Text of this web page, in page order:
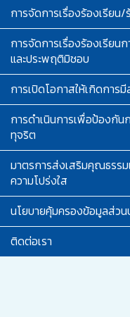
การจัดการเรื่องร้องเรียน
การจัดการเรื่องร้องเรียน
และประพฤติมิชอบ
การเปิดโอกาสให้เกิดการ
การดำเนินการเพื่อป้องกัน
ทุจริต
มาตรการส่งเสริมคุณธรรม
ความโปร่งใส
นโยบายคุ้มครองข้อมูลส่ว
ติดต่อเรา